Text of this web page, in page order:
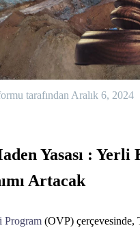
tarafından Aralık 6, 2024
Yasası : Yerli
Artacak
Program (OVP) çerçevesinde,